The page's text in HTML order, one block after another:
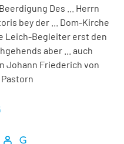
Des ... Herrn
bey der ... Dom-Kirche
Leich-Begleiter erst den
aber ... auch
Johann Friederich von